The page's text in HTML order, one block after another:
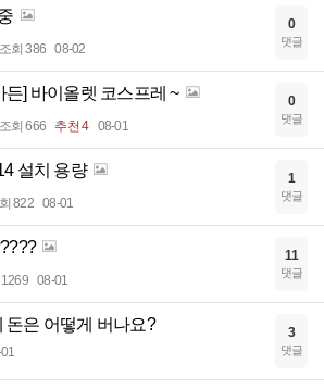
조회 386 08-02
0
댓글
든] 바이올렛 코스프레 ~
조회 666 추천 4 08-01
0
댓글
설치 용량
822 08-01
1
댓글
08-01
11
댓글
돈은 어떻게 버나요? 3
댓글